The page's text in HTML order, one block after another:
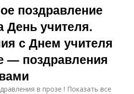
поздравление
День учителя.
с Днем учителя
— поздравления
в прозе ! Показать все